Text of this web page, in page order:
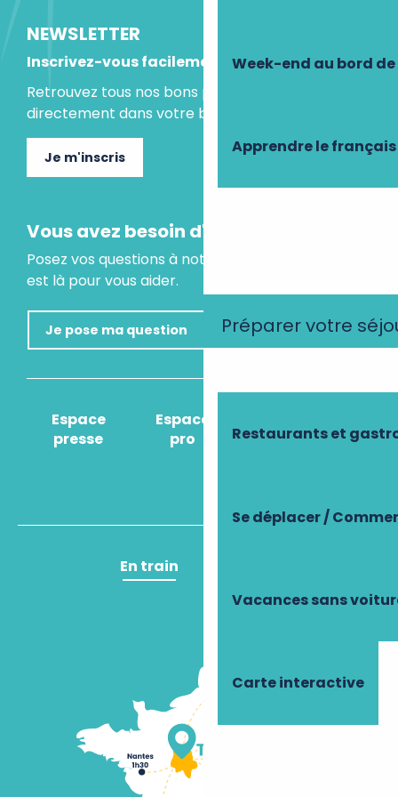
Week-end au bord de
Apprendre le français
Préparer votre
Restaurants et
Se déplacer /
Vacances sans
Carte interactive
NEWSLETTER
Inscrivez-vous facilement
Retrouvez tous nos bons plans et idées séjours
directement dans votre boite mail.
Je m'inscris
Vous avez besoin d'un conseil ?
Posez vos questions à notre assistant virtuel, il
est là pour vous aider.
Je pose ma question
Espace
presse
Espace
pro
?
En train